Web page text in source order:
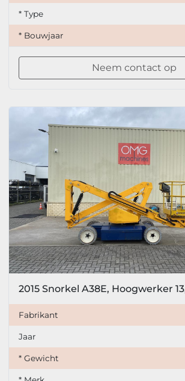
* Type
* Bouwjaar
Neem contact op
2015 Snorkel A38E, Hoogwerker
Fabrikant
Jaar
* Gewicht